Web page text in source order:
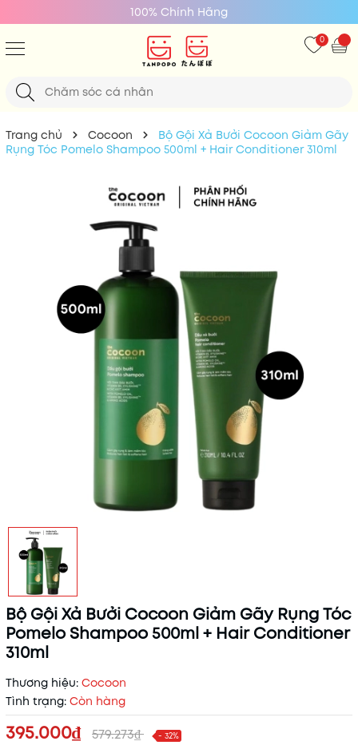
Giá Tốt Nhất
0
Trang chủ Cocoon
Bộ Gội Xả Bưởi Cocoon Giảm Gãy
Rụng Tóc Pomelo Shampoo 500ml + Hair Conditioner 310ml
Bộ Gội Xả Bưởi Cocoon Giảm Gãy Rụng Tóc
Pomelo Shampoo 500ml + Hair Conditioner
310ml
Thương hiệu: Cocoon
Tình trạng: Còn hàng
395.000₫ 579.273₫ - 32%